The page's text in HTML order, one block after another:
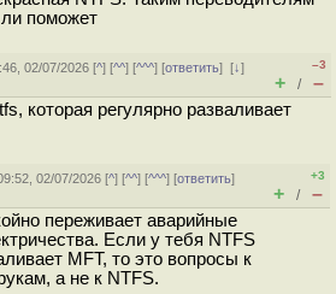
поможет
02/07/2026 [^] [^^] [^^^] [ответить][↓]
–3
+ / –
которая регулярно разваливает
02/07/2026 [^] [^^] [^^^] [ответить]
+3
+ / –
переживает аварийные
Если у тебя NTFS
MFT, то это вопросы к
а не к NTFS.